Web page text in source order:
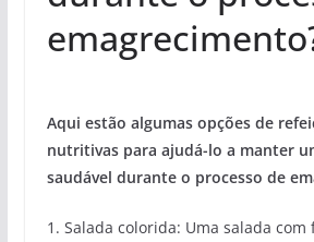
Aqui estão algumas opções de
nutritivas para ajudá-lo a manter
saudável durante o processo de
1. Salada colorida: Uma salada com